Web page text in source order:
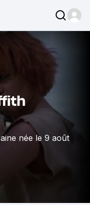
née le 9 août